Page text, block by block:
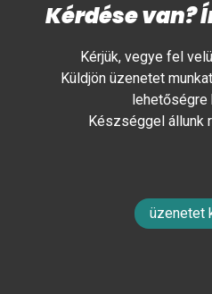
Kérdése van?
Kérjük, vegye fel
Küldjön üzenetet
lehetőségre
Készséggel állunk
üzenetet